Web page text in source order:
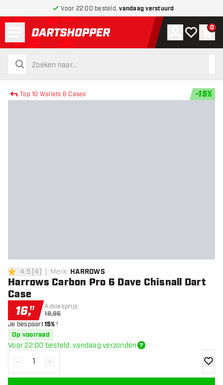
Voor 22:00 besteld,vandaag verstuurd
terug naar home pagina
zoeken
zoeken
Account
Mijn 0
Top 10 Wallets & Cases -15%
4.5 score sterren
4.5[4] Merk: HARROWS
Harrows Carbon Pro 6 Dave Chisnall Dart
Case
16,11 Adviesprijs:
18,95
Je bespaart15% !
Op voorraad
Voor 22:00 besteld, vandaag verzonden
Verminder hoeveelheid
- Verhoog hoeveelheid
+